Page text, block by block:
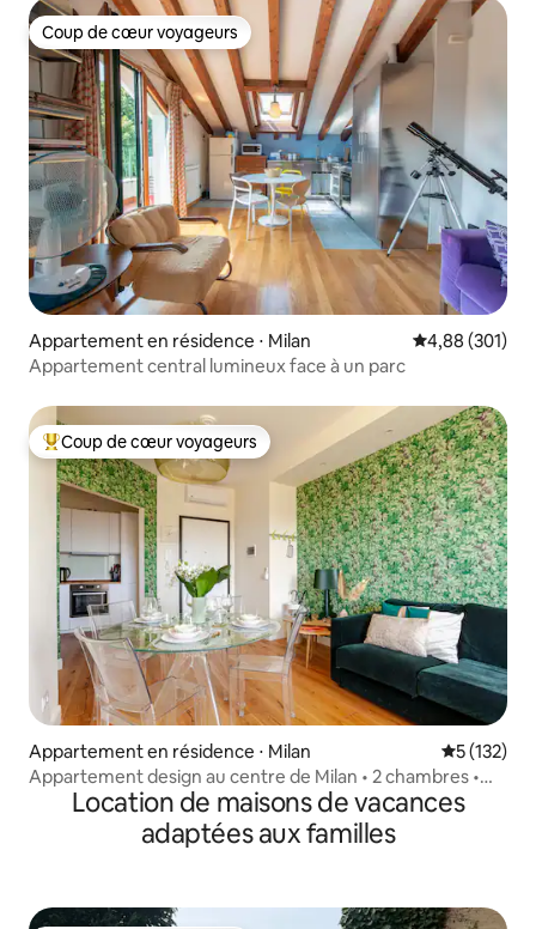
Coup de cœur voyageurs
Coup de cœur voyageurs
Appartement en résidence ⋅ Milan Évaluation
4,88 (301)
Appartement central lumineux face à un parc
Coups de cœur voyageurs les plus appréciés
Coup de cœur voyageurs
Appartement en résidence ⋅ Milan Évaluation
5 (132)
Appartement design au centre de Milan • 2 chambres •
1 minute du métro
Location de maisons de vacances
adaptées aux familles